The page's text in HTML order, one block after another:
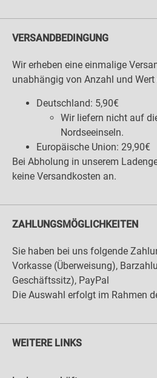
VERSANDBEDINGUNG
Wir erheben eine einmalige
unabhängig von Anzahl und
Deutschland: 5,90€
Wir liefern nicht auf
Nordseeinseln.
Europäische Union: 29,90€
Bei Abholung in unserem
keine Versandkosten an.
ZAHLUNGSMÖGLICHKEITEN
Sie haben bei uns folgende
Vorkasse (Überweisung),
Geschäftssitz), PayPal
Die Auswahl erfolgt im Rahmen
WEITERE LINKS